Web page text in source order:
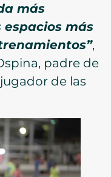
más
más
,
padre de
de las